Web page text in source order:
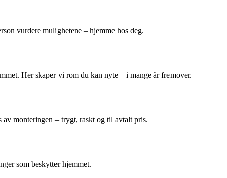
vurdere mulighetene – hjemme hos deg.
Her skaper vi rom du kan nyte – i mange år fremover.
monteringen – trygt, raskt og til avtalt pris.
som beskytter hjemmet.